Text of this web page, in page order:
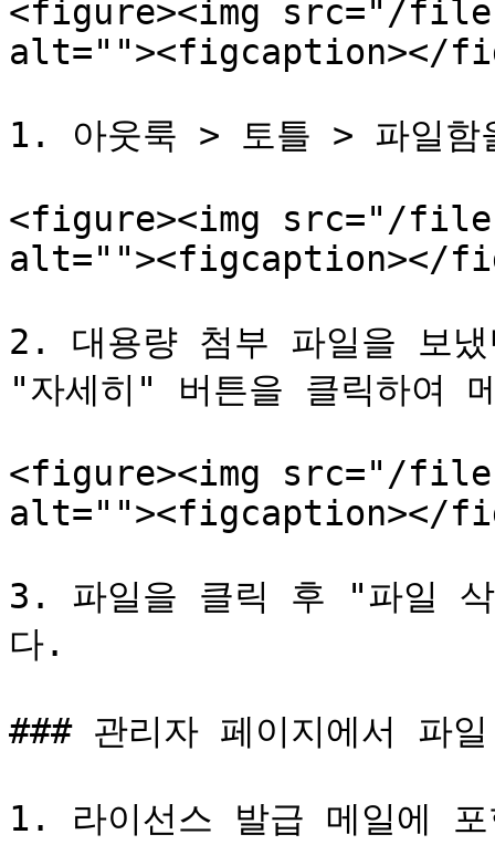
<figure><img src="/
alt=""><figcaption></
1. 아웃룩 > 토틀 > 파일함
<figure><img src="/files/
alt=""><figcaption></
2. 대용량 첨부 파일을 보
"자세히" 버튼을 클릭하여
<figure><img src="/files/
alt=""><figcaption></
3. 파일을 클릭 후 "파일
다.
### 관리자 페이지에서 파
1. 라이선스 발급 메일에